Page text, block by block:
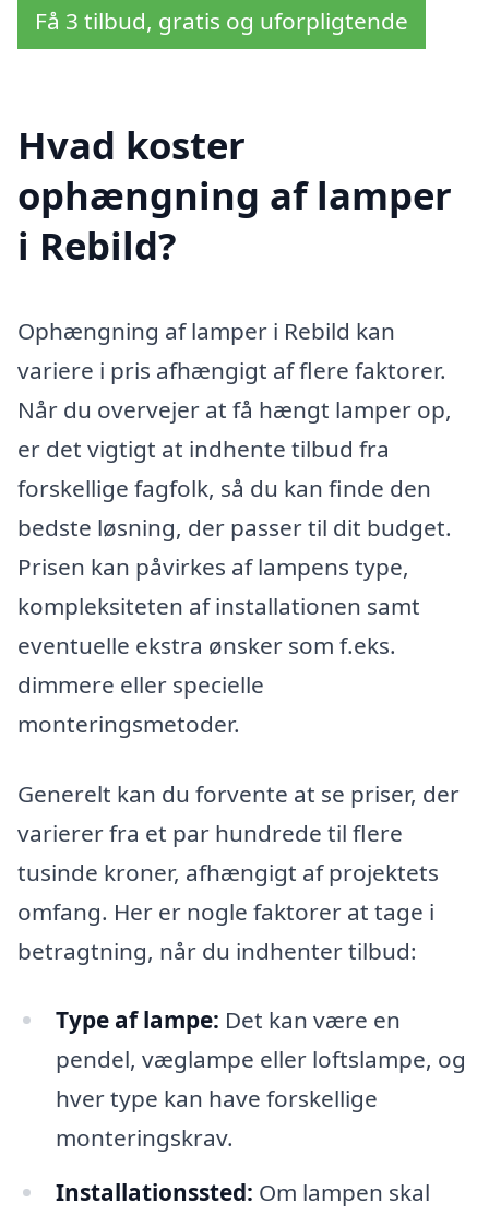
Få 3 tilbud, gratis og uforpligtende
Hvad koster
ophængning af lamper
i Rebild?
Ophængning af lamper i Rebild kan
variere i pris afhængigt af flere faktorer.
Når du overvejer at få hængt lamper op,
er det vigtigt at indhente tilbud fra
forskellige fagfolk, så du kan finde den
bedste løsning, der passer til dit budget.
Prisen kan påvirkes af lampens type,
kompleksiteten af installationen samt
eventuelle ekstra ønsker som f.eks.
dimmere eller specielle
monteringsmetoder.
Generelt kan du forvente at se priser, der
varierer fra et par hundrede til flere
tusinde kroner, afhængigt af projektets
omfang. Her er nogle faktorer at tage i
betragtning, når du indhenter tilbud:
Type af lampe: Det kan være en
pendel, væglampe eller loftslampe, og
hver type kan have forskellige
monteringskrav.
Installationssted: Om lampen skal